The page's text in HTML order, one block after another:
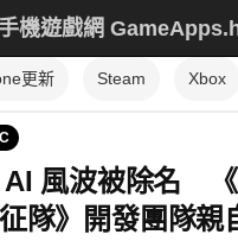
機遊戲網
更新 Steam Xbox
AI 風波被除名
隊》開發團隊親